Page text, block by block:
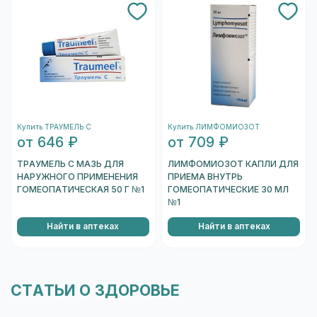
После этого запустится камера вашего
устройства. Необходимо навести на
штрихкод, который находится на одном из
торцов коробки, и отсканировать его.
После того, как сканер распознает штрихкод,
информацию о коробке.
Перейти к проверке подлинности
Купить ТРАУМЕЛЬ С
от 646 ₽
ТРАУМЕЛЬ С МАЗЬ ДЛЯ
НАРУЖНОГО ПРИМЕНЕНИЯ
ГОМЕОПАТИЧЕСКАЯ 50 Г №1
Найти в аптеках
Купить ЛИМФОМИОЗОТ
от 709 ₽
ЛИМФОМИОЗОТ КАПЛИ ДЛЯ
ПРИЕМА ВНУТРЬ
ГОМЕОПАТИЧЕСКИЕ 30 МЛ
№1
Найти в аптеках
СТАТЬИ О ЗДОРОВЬЕ